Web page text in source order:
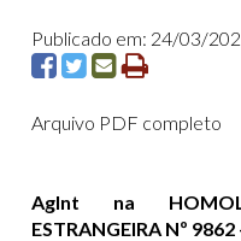
Publicado em: 24/03/
Arquivo PDF completo
AgInt na
ESTRANGEIRA Nº